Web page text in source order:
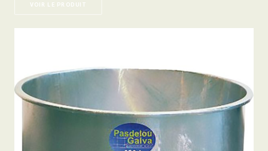
VOIR LE PRODUIT